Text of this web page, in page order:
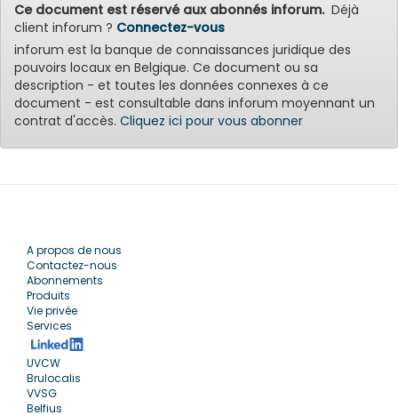
Ce document est réservé aux abonnés inforum.Déjà
client inforum ? Connectez-vous
inforum est la banque de connaissances juridique des
pouvoirs locaux en Belgique. Ce document ou sa
description - et toutes les données connexes à ce
document - est consultable dans inforum moyennant un
contrat d'accès. Cliquez ici pour vous abonner
A propos de nous
Contactez-nous
Abonnements
Produits
Vie privée
Services
UVCW
Brulocalis
VVSG
Belfius